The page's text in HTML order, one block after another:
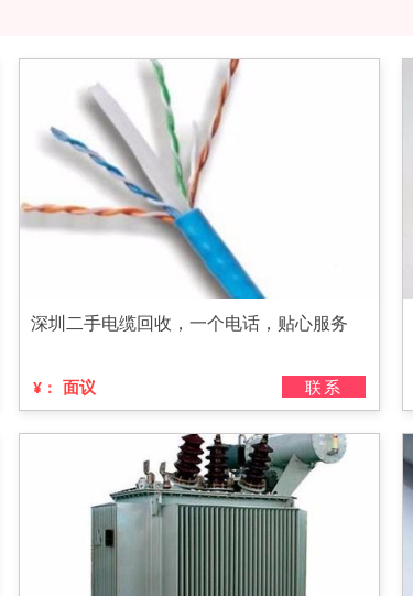
深圳二手电缆回收，一个电话，贴心服务
¥： 面议 联系